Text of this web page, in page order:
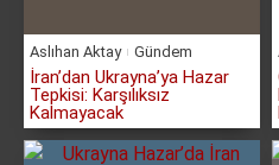
Aslıhan Aktay Gündem
İran’dan Ukrayna’ya Hazar
Tepkisi: Karşılıksız
Kalmayacak